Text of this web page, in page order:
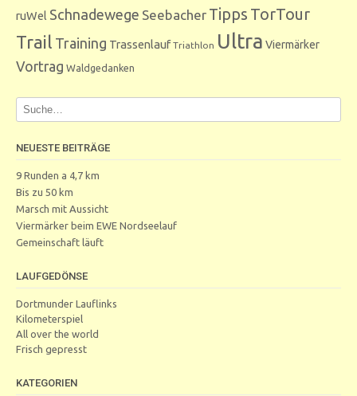
ruWel Schnadewege Seebacher Tipps TorTour
Trail Training Trassenlauf Triathlon Ultra Viermärker
Vortrag Waldgedanken
NEUESTE BEITRÄGE
9 Runden a 4,7 km
Bis zu 50 km
Marsch mit Aussicht
Viermärker beim EWE Nordseelauf
Gemeinschaft läuft
LAUFGEDÖNSE
Dortmunder Lauflinks
Kilometerspiel
All over the world
Frisch gepresst
KATEGORIEN